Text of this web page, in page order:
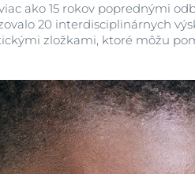
ako 15 rokov poprednými
20 interdisciplinárnych
zložkami, ktoré môžu